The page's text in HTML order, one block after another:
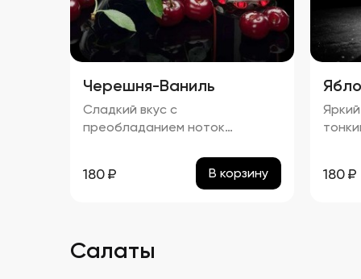
Черешня-Ваниль
Сладкий вкус с
преобладанием ноток
оттенком тростникового
сахара. Запах: Яркий аромат
180₽ В корзину 180 ₽
Салаты